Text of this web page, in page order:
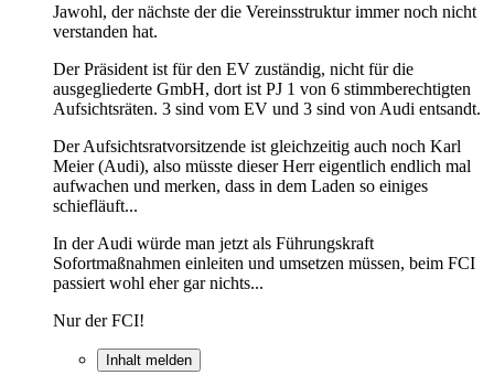
Jawohl, der nächste der die Vereinsstruktur immer noch nicht
verstanden hat.
Der Präsident ist für den EV zuständig, nicht für die
ausgegliederte GmbH, dort ist PJ 1 von 6 stimmberechtigten
Aufsichtsräten. 3 sind vom EV und 3 sind von Audi entsandt.
Der Aufsichtsratvorsitzende ist gleichzeitig auch noch Karl
Meier (Audi), also müsste dieser Herr eigentlich endlich mal
aufwachen und merken, dass in dem Laden so einiges
schiefläuft...
In der Audi würde man jetzt als Führungskraft
Sofortmaßnahmen einleiten und umsetzen müssen, beim FCI
passiert wohl eher gar nichts...
Nur der FCI!
Inhalt melden